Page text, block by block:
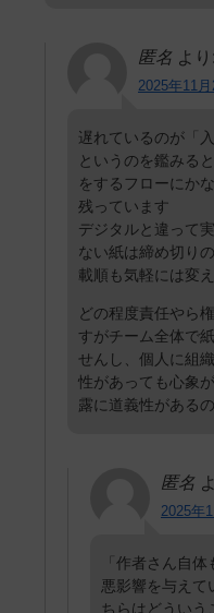
匿名 より:
2025年11
遅れているのが「
というのを鑑みる
をするフローにか
残っています
デジタルと違って
ない紙は締め切り
載順も気軽には変
どの程度責任やら
すがチーム全体で
せんし、個人に組
性があっても心象
露に道義性がある
匿名
2025年
「作者さん自
悪影響を与え
ちらはどういう